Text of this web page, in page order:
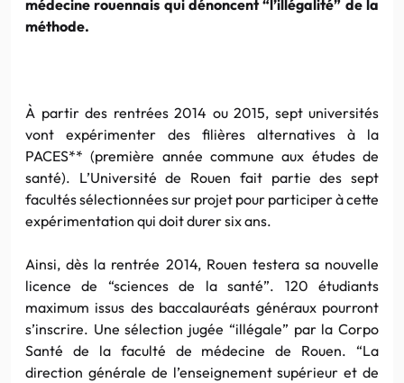
médecine rouennais qui dénoncent “l’illégalité” de la
méthode.
À partir des rentrées 2014 ou 2015, sept universités
vont expérimenter des filières alternatives à la
PACES** (première année commune aux études de
santé). L’Université de Rouen fait partie des sept
facultés sélectionnées sur projet pour participer à cette
expérimentation qui doit durer six ans.
Ainsi, dès la rentrée 2014, Rouen testera sa nouvelle
licence de “sciences de la santé”. 120 étudiants
maximum issus des baccalauréats généraux pourront
s’inscrire. Une sélection jugée “illégale” par la Corpo
Santé de la faculté de médecine de Rouen. “La
direction générale de l’enseignement supérieur et de